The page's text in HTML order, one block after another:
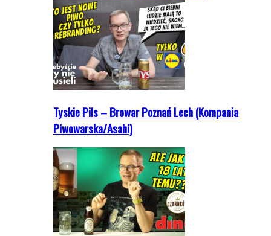
Tyskie Pils – Browar Poznań Lech (Kompania
Piwowarska/Asahi)